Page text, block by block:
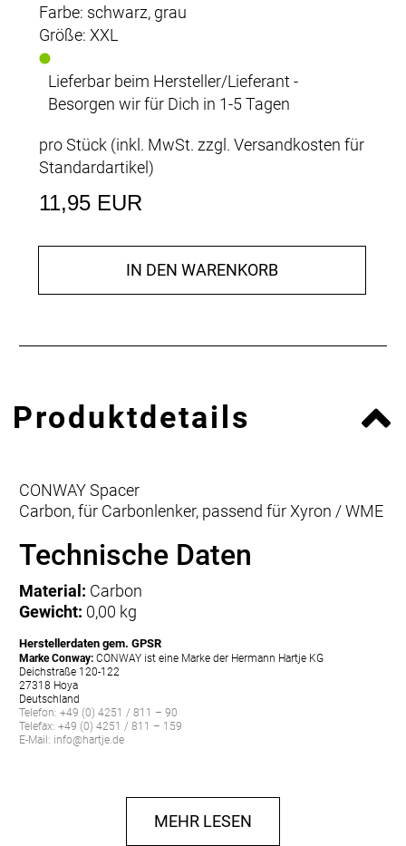
Farbe: schwarz, grau
Größe: XXL
Lieferbar beim Hersteller/Lieferant -
Besorgen wir für Dich in 1-5 Tagen
pro Stück (inkl. MwSt. zzgl. Versandkosten für
Standardartikel)
11,95 EUR
IN DEN WARENKORB
Produktdetails
CONWAY Spacer
Carbon, für Carbonlenker, passend für Xyron / WME
Technische Daten
Material: Carbon
Gewicht: 0,00 kg
Herstellerdaten gem. GPSR
Marke Conway: CONWAY ist eine Marke der Hermann Hartje KG
Deichstraße 120-122
27318 Hoya
Deutschland
Telefon: +49 (0) 4251 / 811 – 90
Telefax: +49 (0) 4251 / 811 – 159
E-Mail: info@hartje.de
MEHR LESEN